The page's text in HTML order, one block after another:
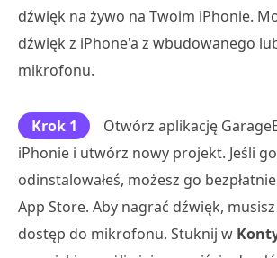
dźwięk na żywo na Twoim iPhonie.
dźwięk z iPhone'a z wbudowanego
mikrofonu.
Krok 1
Otwórz aplikację
iPhonie i utwórz nowy projekt. Jeśli go
odinstalowałeś, możesz go
App Store. Aby nagrać dźwięk,
dostęp do mikrofonu. Stuknij w